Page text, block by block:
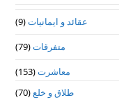
عقائد و ایمانیات(9)
متفرقات(79)
معاشرت(153)
طلاق و خلع(70)